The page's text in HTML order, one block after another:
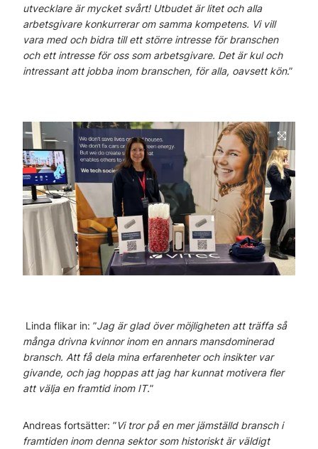
utvecklare är mycket svårt! Utbudet är litet och alla
arbetsgivare konkurrerar om samma kompetens. Vi vill
vara med och bidra till ett större intresse för branschen
och ett intresse för oss som arbetsgivare. Det är kul och
intressant att jobba inom branschen, för alla, oavsett kön.”
Linda flikar in: ”Jag är glad över möjligheten att träffa så
många drivna kvinnor inom en annars mansdominerad
bransch. Att få dela mina erfarenheter och insikter var
givande, och jag hoppas att jag har kunnat motivera fler
att välja en framtid inom IT.”
Andreas fortsätter: ”Vi tror på en mer jämställd bransch i
framtiden inom denna sektor som historiskt är väldigt